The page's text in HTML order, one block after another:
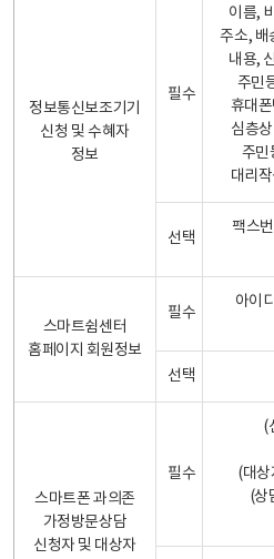
정보통신보조기기
신청 및 수혜자
정보
필수
이름,
주소, 배
내용,
주민
휴대
심층
주민
대리
선택
팩스
스마트쉼센터
홈페이지 회원정보
필수
아이
선택
스마트폰 과의존
가정방문상담
신청자 및 대상자
필수
(
(대상
(상